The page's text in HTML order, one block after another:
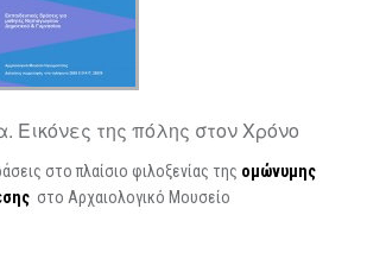
Εικόνες της πόλης στον Χρόνο
στο πλαίσιο φιλοξενίας της ομώνυμης
στο Αρχαιολογικό Μουσείο